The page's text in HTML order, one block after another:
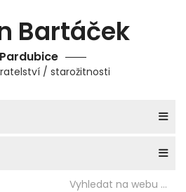
Bartáček
Pardubice
/ starožitnosti